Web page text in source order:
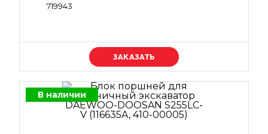
719943
Уточняйте цену
В наличии